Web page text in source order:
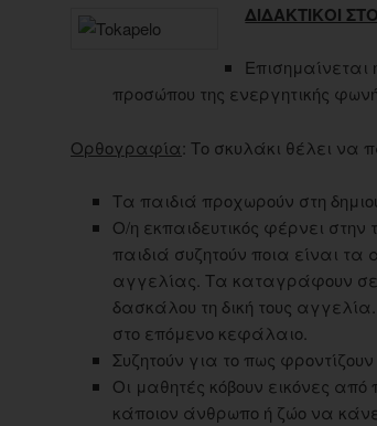
ΔΙΔΑΚΤΙΚΟΙ
προσώπου της ενεργητικής
Ορθογραφία: Το σκυλάκι θέλει να
Τα παιδιά προχωρούν στη
Ο/η εκπαιδευτικός φέρνει
παιδιά συζητούν ποια είναι τα
αγγελίας. Τα καταγράφουν σε
δασκάλου τη δική τους
στο επόμενο κεφάλαιο.
Συζητούν για το πως
Οι μαθητές κόβουν εικόνες από
κάποιον άνθρωπο ή ζώο να